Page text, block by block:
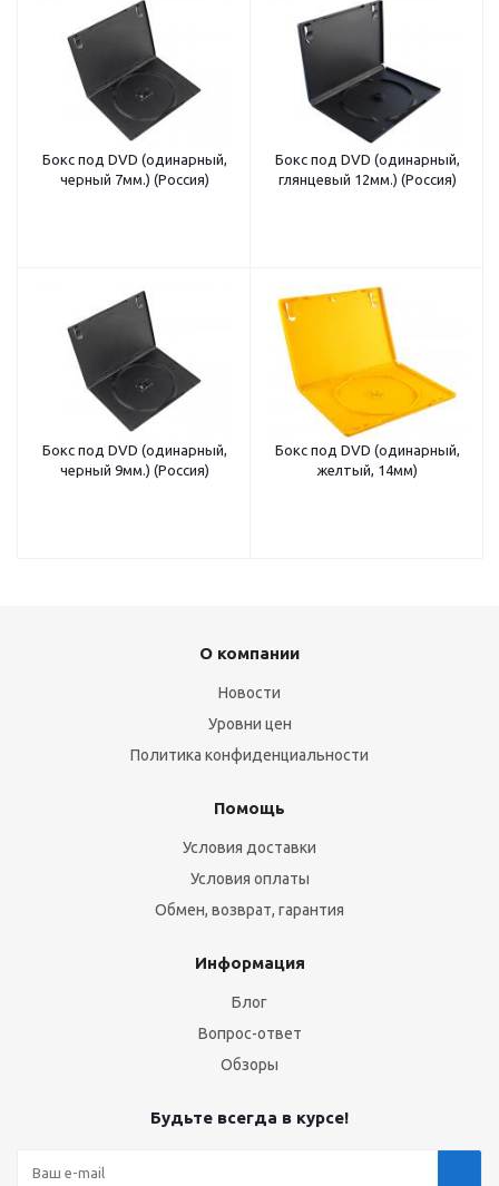
Бокс под DVD (одинарный,
черный 7мм.) (Россия)
Бокс под DVD (одинарный,
глянцевый 12мм.) (Россия)
Бокс под DVD (одинарный,
черный 9мм.) (Россия)
Бокс под DVD (одинарный,
желтый, 14мм)
О компании
Новости
Уровни цен
Политика конфиденциальности
Помощь
Условия доставки
Условия оплаты
Обмен, возврат, гарантия
Информация
Блог
Вопрос-ответ
Обзоры
Будьте всегда в курсе!